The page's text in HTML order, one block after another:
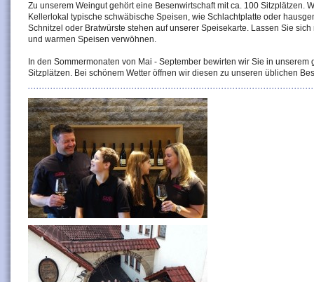
Zu unserem Weingut gehört eine Besenwirtschaft mit ca. 100 Sitzplätzen.
Kellerlokal typische schwäbische Speisen, wie Schlachtplatte oder
Schnitzel oder Bratwürste stehen auf unserer Speisekarte. Lassen Sie
und warmen Speisen verwöhnen.
In den Sommermonaten von Mai - September bewirten wir Sie in unserem
Sitzplätzen. Bei schönem Wetter öffnen wir diesen zu unseren üblichen